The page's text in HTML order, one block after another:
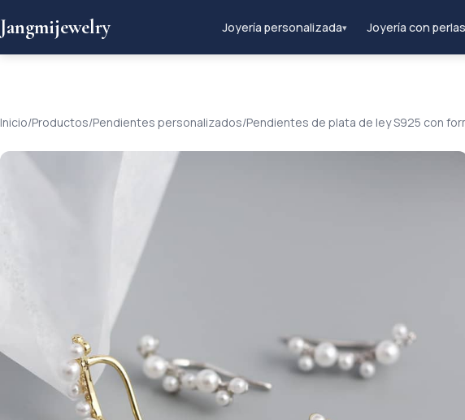
Jangmijewelry Joyería personalizada▾ Joyería con perlas
Inicio/Productos/Pendientes personalizados/Pendientes de plata de ley S925 con